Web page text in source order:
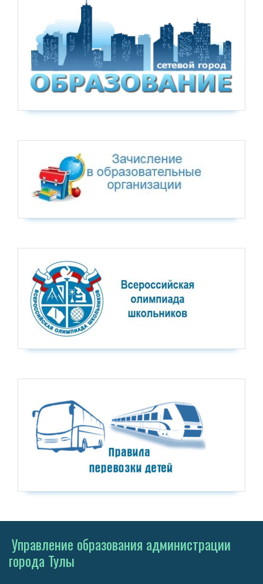
Управление образования администрации
города Тулы